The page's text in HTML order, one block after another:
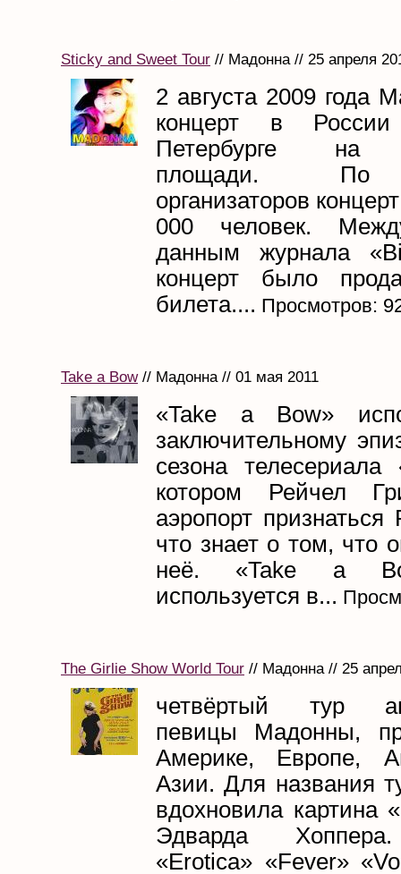
Sticky and Sweet Tour // Мадонна // 25 апреля
2 августа 2009 года
концерт в
Петербурге на
площади. По
организаторов
000 человек.
данным журнала
концерт было
билета.... Просмотров:
Take a Bow// Мадонна // 01 мая 2011
«Take a Bow»
заключительному
сезона телесериала
котором Рейчел
аэропорт
что знает о том, что
неё. «Take a
используется в...
The Girlie Show World Tour // Мадонна // 25
четвёртый тур
певицы Мадонны,
Америке, Европе,
Азии. Для названия
вдохновила картина
Эдварда
«Erotica» «Fever»